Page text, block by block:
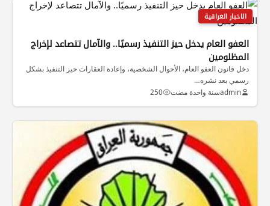
الاخبار العراقية
العفو العام يدخل حيز التنفيذ رسميًا.. والآمال تتصاعد لإخراج
المظلومين
دخل قانون العفو العام، الأحوال الشخصية، وإعادة العقارات حيز التنفيذ بشكل
رسمي بعد نشره…
adminسنة واحدة مضت 250